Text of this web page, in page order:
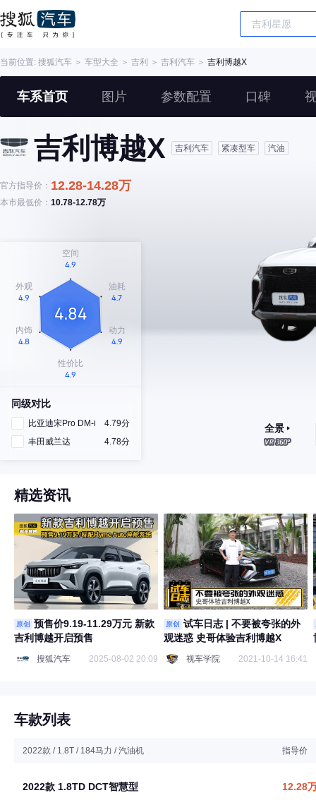
当前位置: 搜狐汽车 ＞ 车型大全 ＞ 吉利 ＞ 吉利汽车 ＞ 吉利博越X
车系首页 图片 参数配置 口碑
吉利博越X 吉利汽车 紧凑型车 汽油
官方指导价： 12.28-14.28万
本市最低价： 10.78-12.78万
同级对比
比亚迪宋Pro DM-i
4.79分
丰田威兰达
4.78分
全景
精选资讯
原创
预售价9.19-11.29万元 新款
吉利博越开启预售
搜狐汽车 2025-08-02 20:09
原创
试车日志 | 不要被夸张的外
观迷惑 史哥体验吉利博越X
视车学院 2021-10-14 16:41
车款列表
2022款 / 1.8T / 184马力 / 汽油机 指导价
2022款 1.8TD DCT智慧型 12.28